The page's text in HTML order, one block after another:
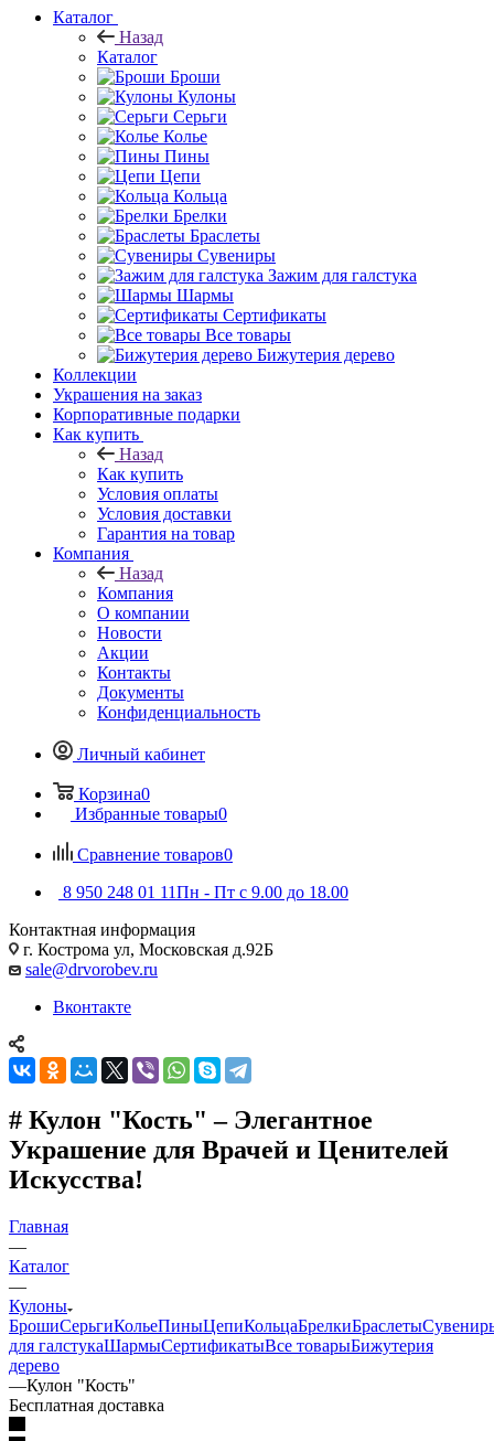
Каталог
Назад
Каталог
Броши
Кулоны
Серьги
Колье
Пины
Цепи
Кольца
Брелки
Браслеты
Сувениры
Зажим для галстука
Шармы
Сертификаты
Все товары
Бижутерия дерево
Коллекции
Украшения на заказ
Корпоративные подарки
Как купить
Назад
Как купить
Условия оплаты
Условия доставки
Гарантия на товар
Компания
Назад
Компания
О компании
Новости
Акции
Контакты
Документы
Конфиденциальность
Личный кабинет
Корзина0
Избранные товары0
Сравнение товаров0
8 950 248 01 11Пн - Пт с 9.00 до 18.00
Контактная информация
г. Кострома ул, Московская д.92Б
sale@drvorobev.ru
Вконтакте
# Кулон "Кость" – Элегантное
Украшение для Врачей и Ценителей
Искусства!
Главная
—
Каталог
—
Кулоны
БрошиСерьгиКольеПиныЦепиКольцаБрелкиБраслеты
для галстукаШармыСертификатыВсе товарыБижутерия
дерево
—Кулон "Кость"
Бесплатная доставка